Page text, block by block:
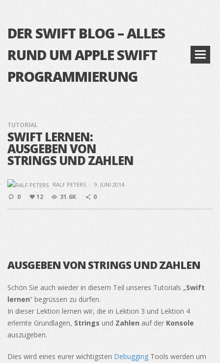
DER SWIFT BLOG – ALLES
RUND UM APPLE SWIFT
PROGRAMMIERUNG
TUTORIAL
SWIFT LERNEN:
AUSGEBEN VON
STRINGS UND ZAHLEN
RALF PETERS · 9. JUNI 2014
0 12 31.6K 0
AUSGEBEN VON STRINGS UND ZAHLEN
Schön Sie auch wieder in diesem Teil unseres Tutorials „Swift
lernen“ begrüssen zu dürfen.
In dieser Lektion lernen wir, die in Lektion 3 und Lektion 4
erlernte Grundlagen, Strings und Zahlen auf der Konsole
auszugeben.
Dies wird eines eurer wichtigsten DebuggingTools werden um